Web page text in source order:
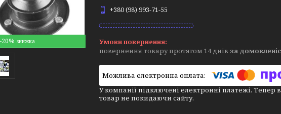
+380 (98) 993-71-55
повернення товару протягом 14 днів за
У компанії підключені електронні платежі.
товар не покидаючи сайту.